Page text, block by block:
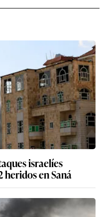
israelíes
heridos en Saná